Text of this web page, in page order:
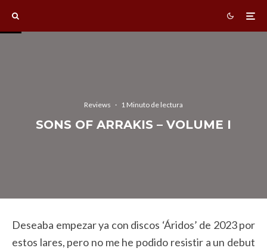
Reviews · 1 Minuto de lectura
SONS OF ARRAKIS – VOLUME I
Deseaba empezar ya con discos ‘Áridos’ de 2023 por
estos lares, pero no me he podido resistir a un debut